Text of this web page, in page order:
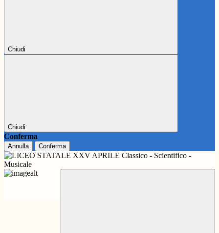
Chiudi
Chiudi
Conferma
Annulla Conferma